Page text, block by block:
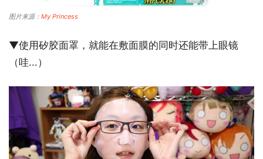
图片来源： My Princess
▼使用矽胶面罩，就能在敷面膜的同时还能带上眼镜
（哇...）